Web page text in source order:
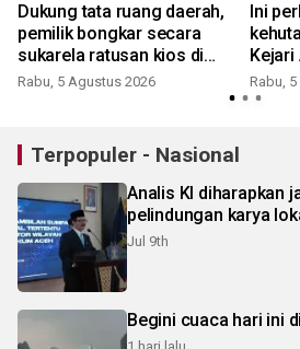
Dukung tata ruang daerah,
pemilik bongkar secara
sukarela ratusan kios di
Kota Mini Pidie
Rabu, 5 Agustus 2026
Ini
Kejari
Rabu,
Terpopuler - Nasional
Analis KI diharapkan
pelindungan karya
Jul 9th
Begini cuaca hari ini